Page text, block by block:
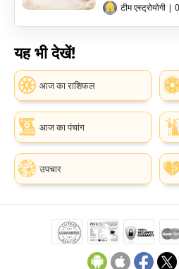
टीम एस्ट्रोयोगी |
यह भी देखें!
आज का राशिफल
आज का पंचांग
उपचार